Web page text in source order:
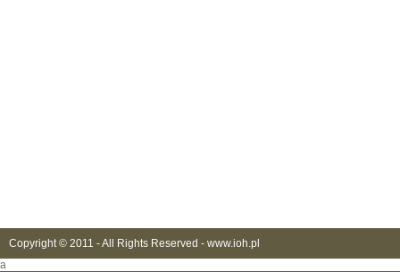
Copyright © 2011 - All Rights Reserved - www.ioh.pl
a